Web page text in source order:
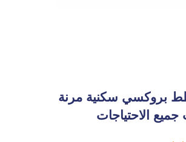
بروكسي سكنية مرنة
الاحتياجات